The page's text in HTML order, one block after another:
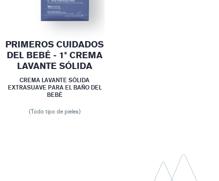
PRIMEROS CUIDADOS
DEL BEBÉ - 1ª CREMA
LAVANTE SÓLIDA
CREMA LAVANTE SÓLIDA
EXTRASUAVE PARA EL BAÑO DEL
BEBÉ
(Todo tipo de pieles)